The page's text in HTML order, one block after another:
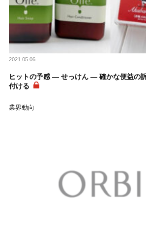
2021.05.06
ヒットの予感 ― せっけん ― 確かな便益の
付ける
業界動向